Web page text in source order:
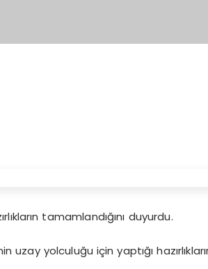
tamamlandığını duyurdu.
yolculuğu için yaptığı